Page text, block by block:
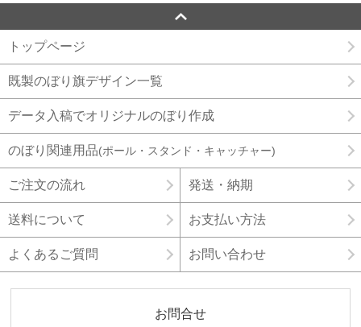
トップページ
既製のぼり旗デザイン一覧
データ入稿でオリジナルのぼり作成
のぼり関連用品(ポール・スタンド・キャッチャー)
ご注文の流れ 発送・納期
送料について お支払い方法
よくあるご質問 お問い合わせ
お問合せ